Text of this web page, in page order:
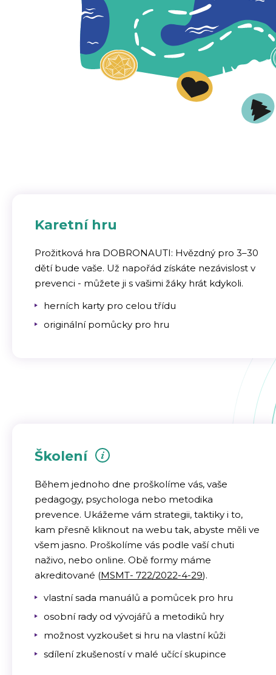
Karetní hru
Prožitková hra DOBRONAUTI: Hvězdný pro 3–30
dětí bude vaše. Už napořád získáte nezávislost v
prevenci - můžete ji s vašimi žáky hrát kdykoli.
herních karty pro celou třídu
originální pomůcky pro hru
Školení
Během jednoho dne proškolíme vás, vaše
pedagogy, psychologa nebo metodika
prevence. Ukážeme vám strategii, taktiky i to,
kam přesně kliknout na webu tak, abyste měli ve
všem jasno. Proškolíme vás podle vaší chuti
naživo, nebo online. Obě formy máme
akreditované (MSMT- 722/2022-4-29).
vlastní sada manuálů a pomůcek pro hru
osobní rady od vývojářů a metodiků hry
možnost vyzkoušet si hru na vlastní kůži
sdílení zkušeností v malé učící skupince